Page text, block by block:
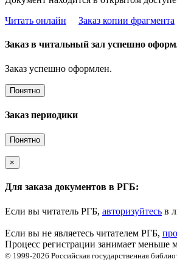
Читать онлайн
Заказ копии фрагмента
Заказ в читальный зал успешно
Заказ успешно оформлен.
Понятно
Заказ периодики
Понятно
×
Для заказа документов в РГБ:
Если вы читатель РГБ, авторизуйтесь в
Если вы не являетесь читателем РГБ,
Процесс регистрации занимает меньше
© 1999-2026 Российская государственная